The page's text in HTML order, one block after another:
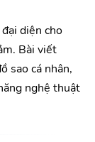
diện cho
Bài viết
sao cá nhân,
nghệ thuật